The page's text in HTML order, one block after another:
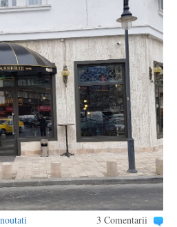
3 Comentarii